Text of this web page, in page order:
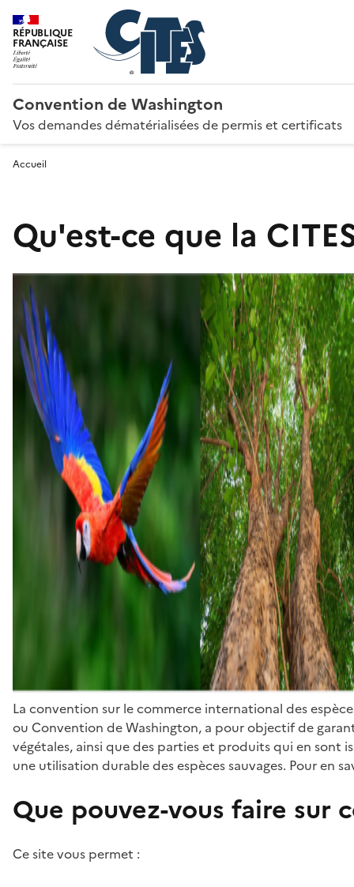
RÉPUBLIQUE
FRANÇAISE
Convention de Washington
Vos demandes dématérialisées de permis et certificats
Accueil
Qu'est-ce que la
La convention sur le commerce international des
ou Convention de Washington, a pour objectif de
végétales, ainsi que des parties et produits qui en sont
une utilisation durable des espèces sauvages. Pour en
Que pouvez-vous faire sur
Ce site vous permet :